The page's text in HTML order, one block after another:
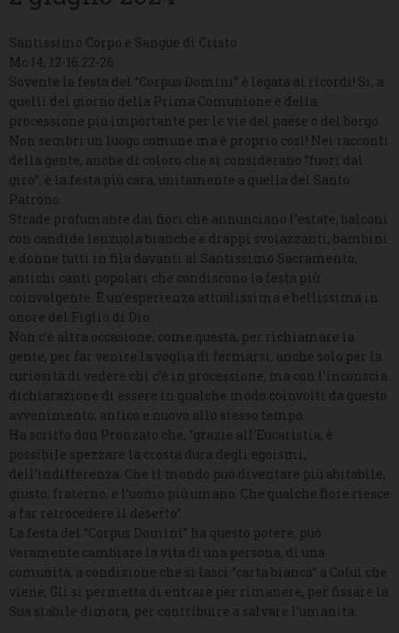
Santissimo Corpo e Sangue di Cristo
Mc 14, 12-16.22-26
Sovente la festa del “Corpus Domini” è legata ai ricordi! Si, a
quelli del giorno della Prima Comunione e della
processione più importante per le vie del paese o del borgo.
Non sembri un luogo comune ma è proprio così! Nei racconti
della gente, anche di coloro che si considerano “fuori dal
giro”, è la festa più cara, unitamente a quella del Santo
Patrono.
Strade profumante dai fiori che annunciano l’estate, balconi
con candide lenzuola bianche e drappi svolazzanti, bambini
e donne tutti in fila davanti al Santissimo Sacramento,
antichi canti popolari che condiscono la festa più
coinvolgente. È un’esperienza attualissima e bellissima in
onore del Figlio di Dio.
Non c’è altra occasione, come questa, per richiamare la
gente, per far venire la voglia di fermarsi, anche solo per la
curiosità di vedere chi c’è in processione, ma con l’inconscia
dichiarazione di essere in qualche modo coinvolti da questo
avvenimento, antico e nuovo allo stesso tempo.
Ha scritto don Pronzato che, “grazie all’Eucaristia, è
possibile spezzare la crosta dura degli egoismi,
dell’indifferenza. Che il mondo può diventare più abitabile,
giusto, fraterno, e l’uomo più umano. Che qualche fiore riesce
a far retrocedere il deserto”.
La festa del “Corpus Domini” ha questo potere, può
veramente cambiare la vita di una persona, di una
comunità, a condizione che si lasci “carta bianca” a Colui che
viene, Gli si permetta di entrare per rimanere, per fissare la
Sua stabile dimora, per contribuire a salvare l’umanità.